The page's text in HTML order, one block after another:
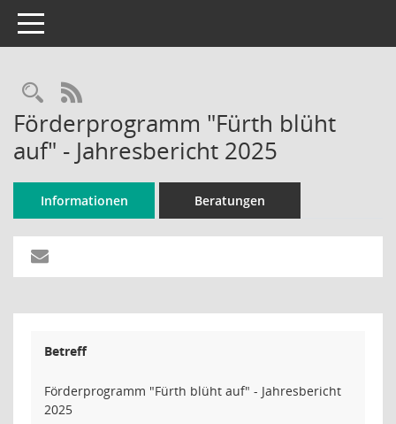
Toggle navigation
Rechercheauswahl
RSS-Feed
Förderprogramm "Fürth blüht
auf" - Jahresbericht 2025
Informationen Beratungen
Betreff
Förderprogramm "Fürth blüht auf" - Jahresbericht
2025